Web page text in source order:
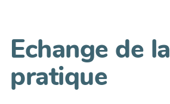
Echange de la
pratique